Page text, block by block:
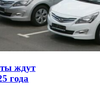
ждут
года